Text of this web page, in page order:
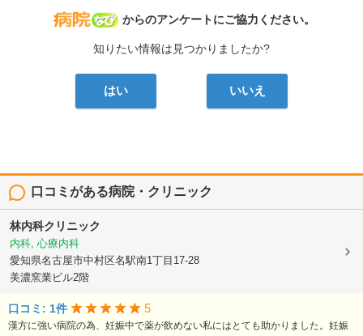
病院なび
からのアンケートにご協力ください。
知りたい情報は見つかりましたか?
はい いいえ
口コミがある病院・クリニック
林内科クリニック
内科, 心療内科
愛知県名古屋市中村区名駅南1丁目17-28
美濃窯業ビル2階
口コミ: 1件 5
漢方に強い病院の為、妊娠中で薬が飲めない私にはとても助かりました。妊娠